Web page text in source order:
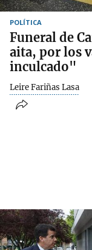
POLÍTICA
Funeral de
aita, por los
inculcado"
Leire Fariñas Lasa